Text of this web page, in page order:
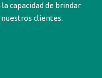
capacidad de brindar
clientes.